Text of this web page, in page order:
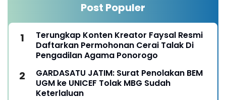
Post Populer
Terungkap Konten Kreator Faysal Resmi
Daftarkan Permohonan Cerai Talak Di
Pengadilan Agama Ponorogo
GARDASATU JATIM: Surat Penolakan BEM
UGM ke UNICEF Tolak MBG Sudah
Keterlaluan